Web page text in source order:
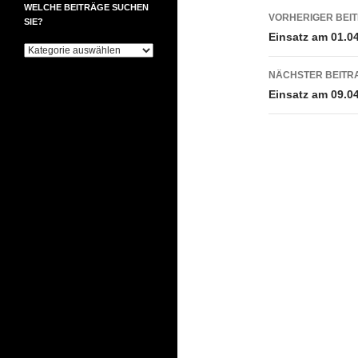
VORHERIGER
Einsatz am
NÄCHSTER
Einsatz am
WELCHE BEITRÄGE SUCHEN
SIE?
Welche